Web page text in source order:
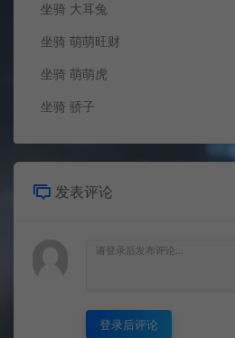
坐骑 大耳兔
坐骑 萌萌旺财
坐骑 萌萌虎
坐骑 骄子
发表评论
登录后评论